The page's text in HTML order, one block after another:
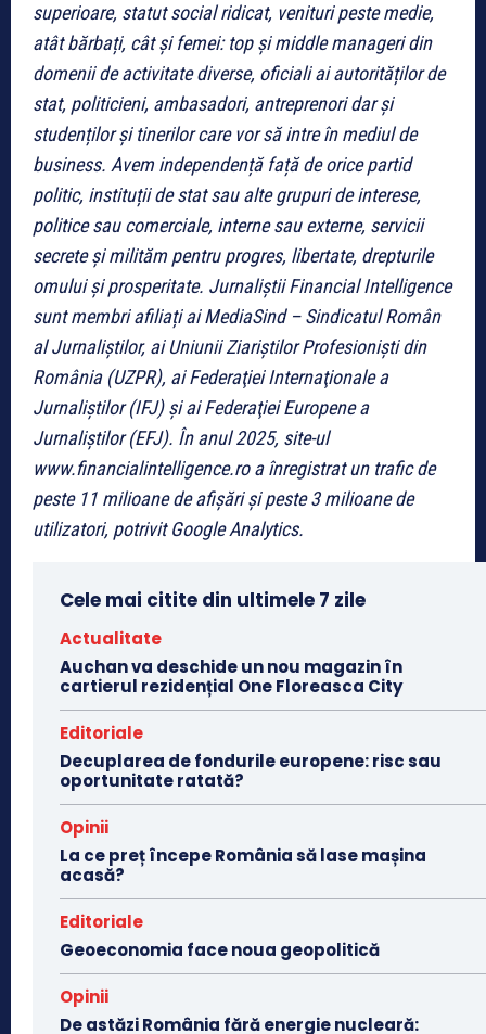
superioare, statut social ridicat, venituri peste medie,
atât bărbați, cât și femei: top și middle manageri din
domenii de activitate diverse, oficiali ai autorităților de
stat, politicieni, ambasadori, antreprenori dar și
studenților și tinerilor care vor să intre în mediul de
business. Avem independență față de orice partid
politic, instituții de stat sau alte grupuri de interese,
politice sau comerciale, interne sau externe, servicii
secrete și milităm pentru progres, libertate, drepturile
omului și prosperitate. Jurnaliștii Financial Intelligence
sunt membri afiliați ai MediaSind – Sindicatul Român
al Jurnaliștilor, ai Uniunii Ziariștilor Profesioniști din
România (UZPR), ai Federaţiei Internaţionale a
Jurnaliştilor (IFJ) şi ai Federaţiei Europene a
Jurnaliştilor (EFJ). În anul 2025, site-ul
www.financialintelligence.ro a înregistrat un trafic de
peste 11 milioane de afișări și peste 3 milioane de
utilizatori, potrivit Google Analytics.
Cele mai citite din ultimele 7 zile
Actualitate
Auchan va deschide un nou magazin în
cartierul rezidențial One Floreasca City
Editoriale
Decuplarea de fondurile europene: risc sau
oportunitate ratată?
Opinii
La ce preț începe România să lase mașina
acasă?
Editoriale
Geoeconomia face noua geopolitică
Opinii
De astăzi România fără energie nucleară: